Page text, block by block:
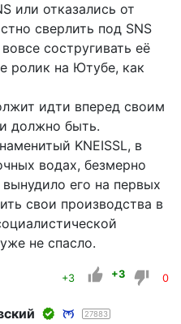
или отказались от
сверлить под SNS
состругивать её
ролик на Ютубе, как
идти вперед своим
должно быть.
KNEISSL, в
водах, безмерно
его на первых
свои производства в
не спасло.
+3 +3 0
27883